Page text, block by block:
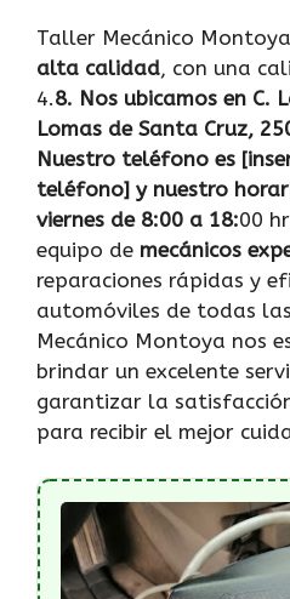
Taller Mecánico
alta calidad, con una
4.8. Nos ubicamos en C.
Lomas de Santa Cruz,
Nuestro teléfono es
teléfono] y nuestro
viernes de 8:00 a 18:00
equipo de mecánicos
reparaciones rápidas y
automóviles de todas
Mecánico Montoya nos
brindar un excelente
garantizar la
para recibir el mejor